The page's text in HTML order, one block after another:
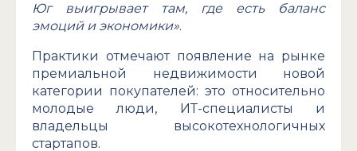
Юг выигрывает там, где есть баланс
эмоций и экономики».
Практики отмечают появление на рынке
премиальной недвижимости новой
категории покупателей: это относительно
молодые люди, ИТ-специалисты и
владельцы высокотехнологичных
стартапов.